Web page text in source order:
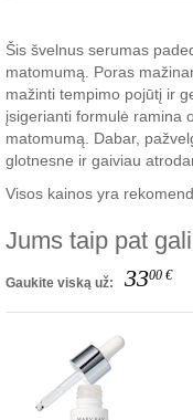
Šis švelnus serumas
matomumą. Poras
mažinti tempimo pojūtį ir
įsigerianti formulė ramina
matomumą. Dabar,
glotnesne ir gaiviau
Visos kainos yra
Jums taip pat
Gaukite viską už: 3300 €